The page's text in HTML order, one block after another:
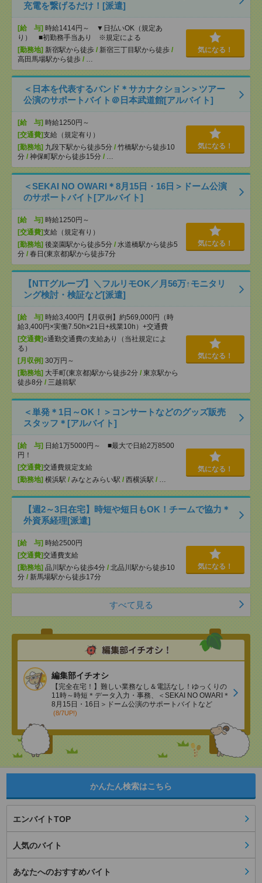
充電を繋げるだけ！[派遣]
[給 与] 時給1414円～ ▼日払いOK（規定あ
り） ■初勤務手当あり ※規定による
[勤務地] 新宿駅から徒歩 / 新宿三丁目駅から徒歩 /
高田馬場駅から徒歩 / …
気になる！
＜日本を代表するバンド＊サカナクション＞ツアー
公演のサポートバイト＠日本武道館[アルバイト]
[給 与] 時給1250円～
[交通費]支給（規定有り）
[勤務地] 九段下駅から徒歩5分 / 竹橋駅から徒歩10
分 / 神保町駅から徒歩15分 / …
気になる！
＜SEKAI NO OWARI＊8月15日・16日＞ドーム公演
のサポートバイト[アルバイト]
[給 与] 時給1250円～
[交通費]支給（規定有り）
[勤務地] 後楽園駅から徒歩5分 / 水道橋駅から徒歩5
分 / 春日(東京都)駅から徒歩7分
気になる！
【NTTグループ】＼フルリモOK／月56万↑モニタリ
ング検討・検証など[派遣]
[給 与] 時給3,400円【月収例】約569,000円（時
給3,400円×実働7.50h×21日+残業10h）+交通費
[交通費] ○通勤交通費の支給あり（当社規定によ
る）
[月収例] 30万円～
[勤務地] 大手町(東京都)駅から徒歩2分 / 東京駅から
徒歩8分 / 三越前駅
気になる！
＜単発＊1日～OK！＞コンサートなどのグッズ販売
スタッフ＊[アルバイト]
[給 与] 日給1万5000円～ ■最大で日給2万8500
円！
[交通費]交通費規定支給
[勤務地] 横浜駅 / みなとみらい駅 / 西横浜駅 / …
気になる！
【週2～3日在宅】時短や短日もOK！チームで協力＊
外資系経理[派遣]
[給 与] 時給2500円
[交通費]交通費支給
[勤務地] 品川駅から徒歩4分 / 北品川駅から徒歩10
分 / 新馬場駅から徒歩17分
気になる！
すべて見る
編集部イチオシ
【完全在宅！】難しい業務なし＆電話なし！ゆっくりの
11時～時短＊データ入力・事務、＜SEKAI NO OWARI＊
8月15日・16日＞ドーム公演のサポートバイトなど
(8/7UP!)
かんたん検索はこちら
エンバイトTOP
人気のバイト
あなたへのおすすめバイト